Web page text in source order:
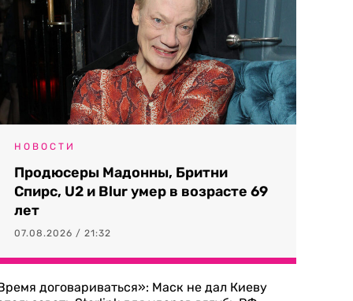
НОВОСТИ
Продюсеры Мадонны, Бритни
Спирс, U2 и Blur умер в возрасте 69
лет
07.08.2026 / 21:32
договариваться»: Маск не дал Киеву